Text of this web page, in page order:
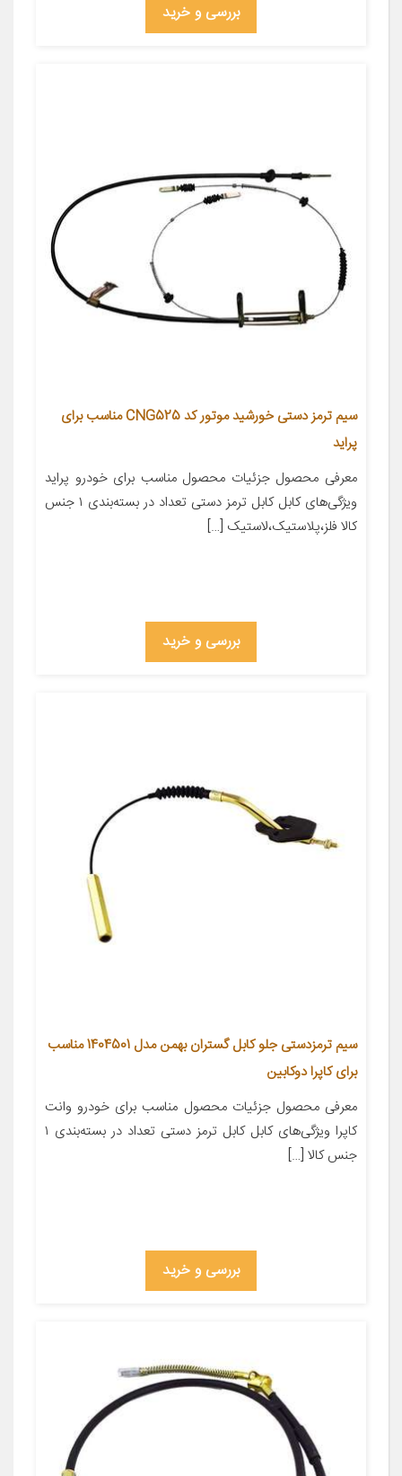
بررسی و خرید
سیم ترمز دستی خورشید موتور کد CNG525 مناسب برای
پراید
معرفی محصول جزئیات محصول مناسب برای خودرو پراید
ویژگی‌های کابل کابل ترمز دستی تعداد در بسته‌بندی ۱ جنس
کالا فلز،پلاستیک،لاستیک […]
بررسی و خرید
سیم ترمزدستی جلو کابل گستران بهمن مدل 1404501 مناسب
برای کاپرا دوکابین
معرفی محصول جزئیات محصول مناسب برای خودرو وانت
کاپرا ویژگی‌های کابل کابل ترمز دستی تعداد در بسته‌بندی ۱
جنس کالا […]
بررسی و خرید